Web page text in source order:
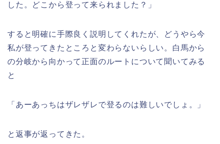
した。どこから登って来られました？」
すると明確に手際良く説明してくれたが、どうやら今
私が登ってきたところと変わらないらしい。白馬から
の分岐から向かって正面のルートについて聞いてみる
と
「あーあっちはザレザレで登るのは難しいでしょ。」
と返事が返ってきた。